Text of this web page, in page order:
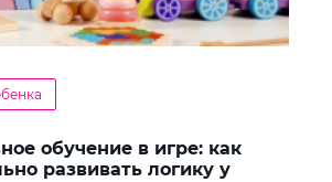
обучение в игре: как
развивать логику у